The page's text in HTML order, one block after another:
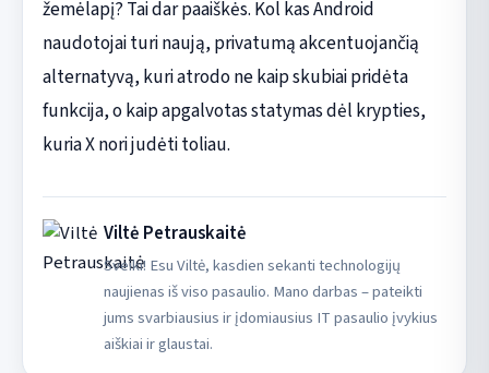
žemėlapį? Tai dar paaiškės. Kol kas Android
naudotojai turi naują, privatumą akcentuojančią
alternatyvą, kuri atrodo ne kaip skubiai pridėta
funkcija, o kaip apgalvotas statymas dėl krypties,
kuria X nori judėti toliau.
Viltė Petrauskaitė
Sveiki! Esu Viltė, kasdien sekanti technologijų
naujienas iš viso pasaulio. Mano darbas – pateikti
jums svarbiausius ir įdomiausius IT pasaulio įvykius
aiškiai ir glaustai.